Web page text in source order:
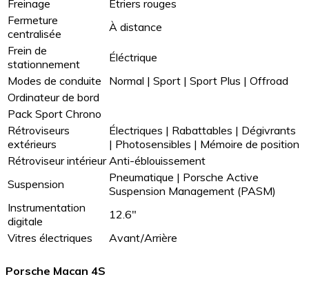
Freinage
Étriers rouges
Fermeture
centralisée
À distance
Frein de
stationnement
Éléctrique
Modes de conduite
Normal | Sport | Sport Plus | Offroad
Ordinateur de bord
Pack Sport Chrono
Rétroviseurs
extérieurs
Électriques | Rabattables | Dégivrants
| Photosensibles | Mémoire de position
Rétroviseur intérieur Anti-éblouissement
Suspension
Pneumatique | Porsche Active
Suspension Management (PASM)
Instrumentation
digitale
12.6"
Vitres électriques
Avant/Arrière
Porsche Macan 4S